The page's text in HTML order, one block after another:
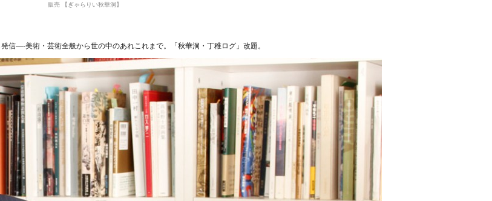
販売 【ぎゃらりい秋華洞】
信—-美術・芸術全般から世の中のあれこれまで。「秋華洞・丁稚ログ」改題。